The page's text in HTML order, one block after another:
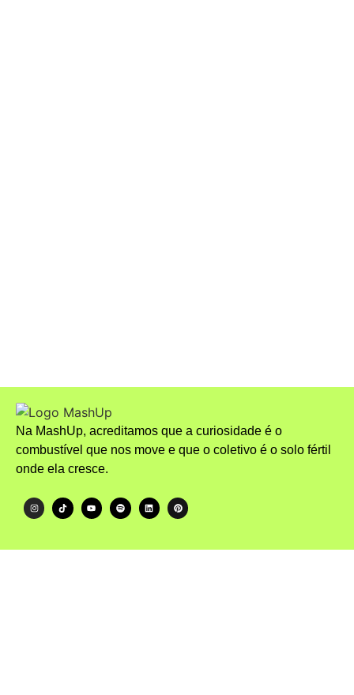
Na MashUp, acreditamos que a curiosidade é o
combustível que nos move e que o coletivo é o solo fértil
onde ela cresce.